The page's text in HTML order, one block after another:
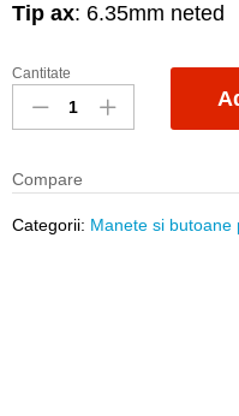
Tip ax: 6.35mm neted
Buton
bachelita
G19-
quantity
Cantitate
Compare
Categorii: Manete si butoane